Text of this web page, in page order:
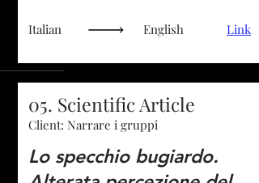
Italian English Link
05. Scientific Article
Client: Narrare i gruppi
Lo specchio bugiardo.